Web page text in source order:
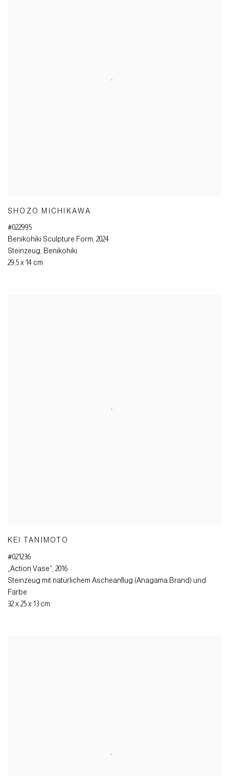
SHOZO MICHIKAWA
#022995
Benikohiki Sculpture Form, 2024
Steinzeug, Benikohiki
29,5 x 14 cm
KEI TANIMOTO
#021236
„Action Vase“, 2016
Steinzeug mit natürlichem Ascheanflug (Anagama Brand) und
Farbe
32 x 25 x 13 cm